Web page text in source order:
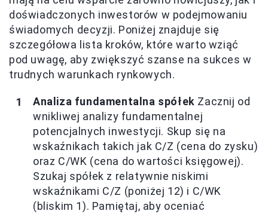
doświadczonych inwestorów w podejmowaniu
świadomych decyzji. Poniżej znajduje się
szczegółowa lista kroków, które warto wziąć
pod uwagę, aby zwiększyć szanse na sukces w
trudnych warunkach rynkowych.
Analiza fundamentalna spółek Zacznij od
wnikliwej analizy fundamentalnej
potencjalnych inwestycji. Skup się na
wskaźnikach takich jak C/Z (cena do zysku)
oraz C/WK (cena do wartości księgowej).
Szukaj spółek z relatywnie niskimi
wskaźnikami C/Z (poniżej 12) i C/WK
(bliskim 1). Pamiętaj, aby oceniać